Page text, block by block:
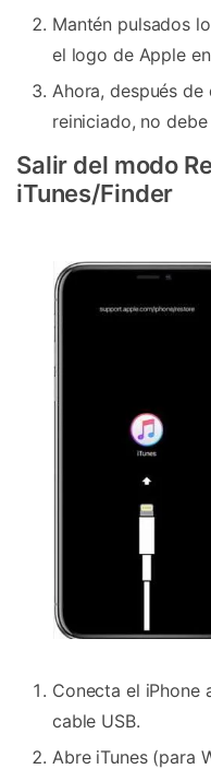
Mantén pulsados
el logo de Apple
Ahora, después de
reiniciado, no
Salir del modo
iTunes/Finder
Conecta el iPhone
cable USB.
Abre iTunes (para